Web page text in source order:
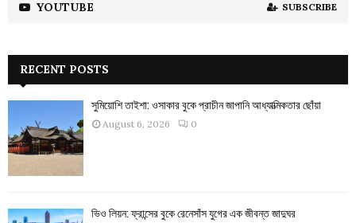
YOUTUBE SUBSCRIBE
RECENT POSTS
সুমিয়োশি তাইশা: ওসাকার বুকে প্রাচীন জাপানি আধ্যাত্মিকতার ছোঁয়া
August 6, 2026 0
ভিও লিয়ন: ফ্রান্সের বুকে রেনেসাঁস যুগের এক জীবন্ত জাদুঘর